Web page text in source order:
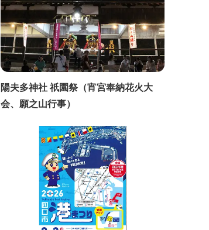
陽夫多神社 祇園祭（宵宮奉納花火大
会、願之山行事）